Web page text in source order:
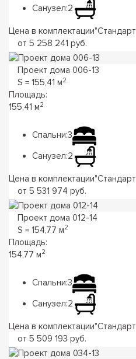
Санузел:2
Цена в комплектации"Стандарт
от 5 258 241 руб.
Проект дома 006-13
S = 155,41 м2
Площадь:
155,41 м2
Спальни:3
Санузел:2
Цена в комплектации"Стандарт
от 5 531 974 руб.
Проект дома 012-14
S = 154,77 м2
Площадь:
154,77 м2
Спальни:3
Санузел:2
Цена в комплектации"Стандарт
от 5 509 193 руб.